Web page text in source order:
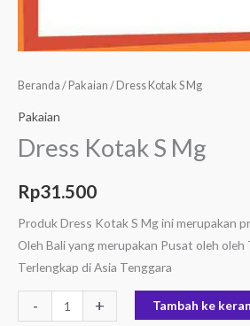
Beranda / Pakaian / Dress Kotak S Mg
Pakaian
Dress Kotak S Mg
Rp31.500
Produk Dress Kotak S Mg ini merupakan
Oleh Bali yang merupakan Pusat oleh oleh
Terlengkap di Asia Tenggara
- + Tambah ke